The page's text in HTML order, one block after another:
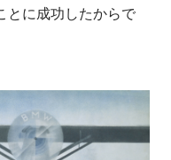
とに成功したからで